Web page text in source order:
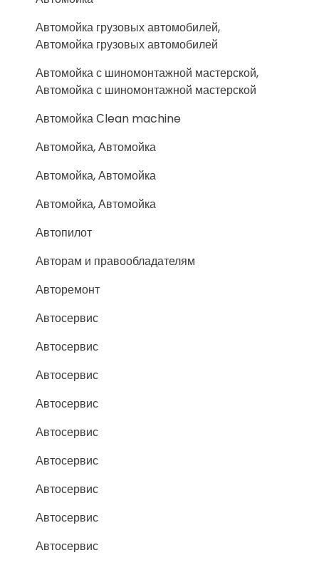
Автомойка грузовых автомобилей,
Автомойка грузовых автомобилей
Автомойка с шиномонтажной мастерской,
Автомойка с шиномонтажной мастерской
Автомойка Сlean machine
Автомойка, Автомойка
Автомойка, Автомойка
Автомойка, Автомойка
Автопилот
Авторам и правообладателям
Авторемонт
Автосервис
Автосервис
Автосервис
Автосервис
Автосервис
Автосервис
Автосервис
Автосервис
Автосервис